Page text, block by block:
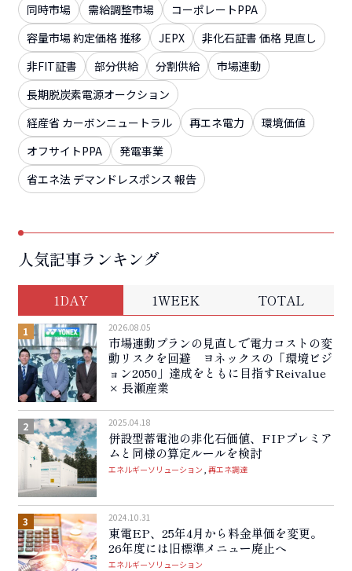
同時市場 需給調整市場
コーポレートPPA
容量市場 約定価格 推移
JEPX
非化石証書 価格 見直し
非FIT証書
部分供給 分割供給
市場連動
長期脱炭素電源オークション
経産省 カーボンニュートラル
再エネ電力
環境価値
オフサイトPPA
発電事業
省エネ法 デマンドレスポンス 報告
人気記事ランキング
1DAY 1WEEK TOTAL
2026.08.05
市場連動プランの見直しで電力コストの変
動リスクを回避 ヨネックスの「環境ビジ
ョン2050」達成をともに目指すReivalue
× 長瀬産業
2025.04.18
併設型蓄電池の非化石価値、FIPプレミア
ムと同様の算定ルールを検討
エネルギーソリューション 再エネ調達
2024.10.31
東電EP、25年4月から料金単価を変更。
26年度には旧標準メニュー廃止へ
エネルギーソリューション